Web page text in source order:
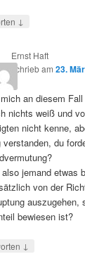
↓
Ernst Haft
schriebam23.
an diesem
nichts weiß und
nicht kenne,
verstanden, du
also jemand etwas
von der
auszugehen,
bewiesen ist?
↓